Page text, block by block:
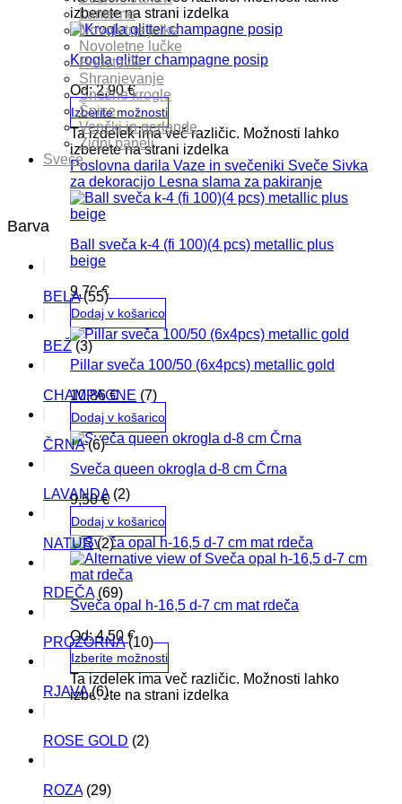
izberete na strani izdelka
Krogla glitter champagne posip
Od:2,90€
Izberite možnosti
Ta izdelek ima več različic. Možnosti lahko
izberete na strani izdelka
Poslovna darila Vaze in svečeniki Sveče Sivka
za dekoracijo Lesna slama za pakiranje
Ball sveča k-4 (fi 100)(4 pcs) metallic plus
beige
9,70€
Dodaj v košarico
Pillar sveča 100/50 (6x4pcs) metallic gold
10,86€
Dodaj v košarico
Sveča queen okrogla d-8 cm Črna
9,50€
Dodaj v košarico
Sveča opal h-16,5 d-7 cm mat rdeča
Od:4,50 €
Izberite možnosti
Ta izdelek ima več različic. Možnosti lahko
izberete na strani izdelka
Lanterne
Novoletne jelke
Novoletne lučke
Podstavki
Shranjevanje
Snežne krogle
Špice
Venčki in gerlande
Zidni paneli
Sveče
Barva
BELA (55)
BEŽ (3)
CHAMPAGNE (7)
ČRNA (6)
LAVANDA (2)
NATUR (2)
RDEČA (69)
PROZORNA (10)
RJAVA (6)
ROSE GOLD (2)
ROZA (29)